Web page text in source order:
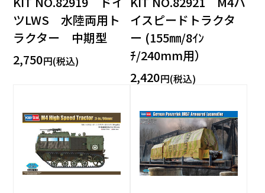
ツLWS 水陸両用ト
ラクター 中期型
2,750円(税込)
イスピードトラクタ
ー (155㎜/8ｲﾝ
ﾁ/240mm用）
2,420円(税込)